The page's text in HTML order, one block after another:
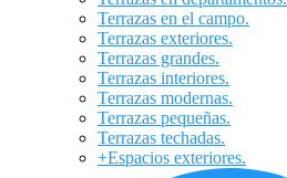
Terrazas en el campo.
Terrazas exteriores.
Terrazas grandes.
Terrazas interiores.
Terrazas modernas.
Terrazas pequeñas.
Terrazas techadas.
+Espacios exteriores.